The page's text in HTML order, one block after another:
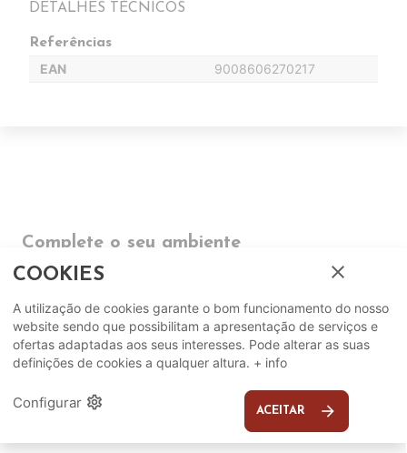
DETALHES TÉCNICOS
Referências
EAN 9008606270217
Complete o seu ambiente
COMPLEMENTOS
SUGERIDOS
COOKIES close
A utilização de cookies garante o bom funcionamento do nosso
website sendo que possibilitam a apresentação de serviços e
ofertas adaptadas aos seus interesses. Pode alterar as suas
definições de cookies a qualquer altura. + info
Configurar settings ACEITAR arrow_forward